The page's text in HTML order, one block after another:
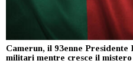
Camerun, il 93enne
militari mentre cresce il mistero